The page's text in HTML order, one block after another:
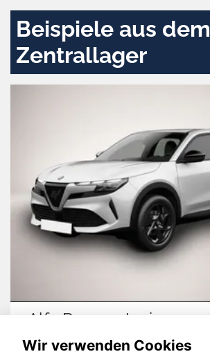
Beispiele aus dem
Zentrallager
Alfa Romeo Junior
Wir verwenden Cookies